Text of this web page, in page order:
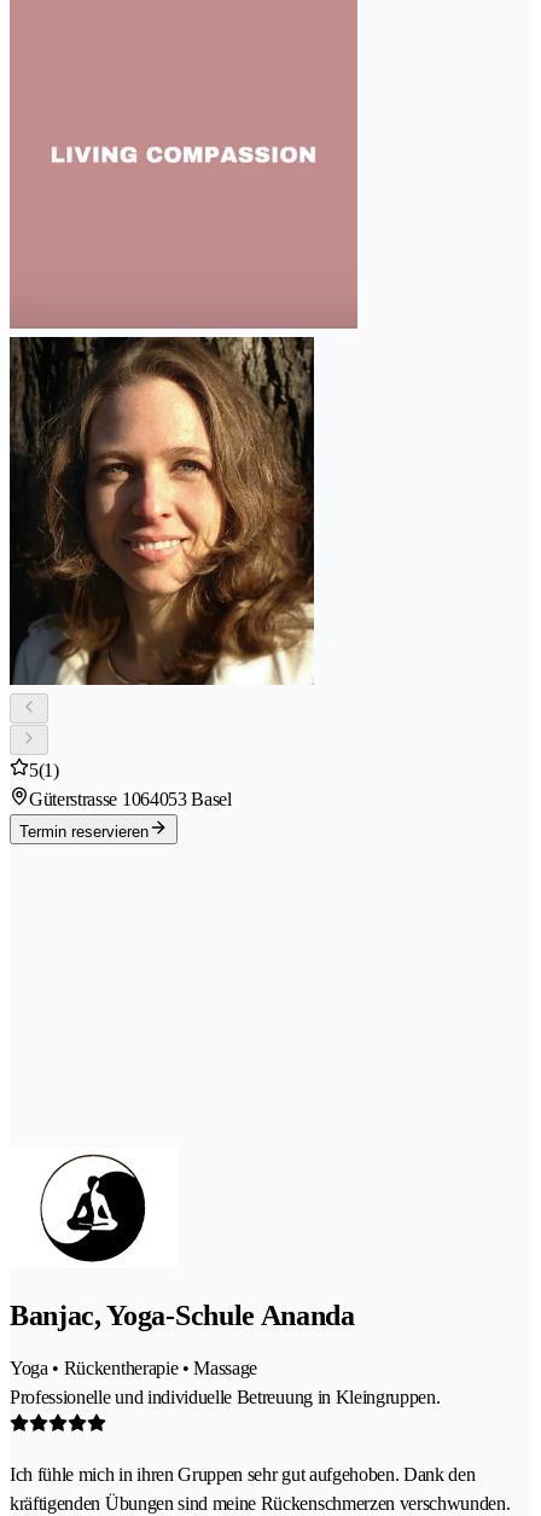
5(1)
Güterstrasse 1064053 Basel
Termin reservieren
Banjac, Yoga-Schule Ananda
Yoga • Rückentherapie • Massage
Professionelle und individuelle Betreuung in Kleingruppen.
Ich fühle mich in ihren Gruppen sehr gut aufgehoben. Dank den
kräftigenden Übungen sind meine Rückenschmerzen verschwunden.